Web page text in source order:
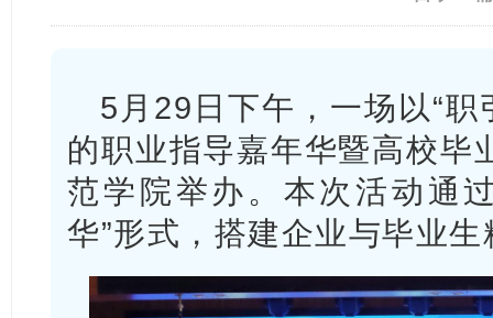
5月29日下午，一场以“职
的职业指导嘉年华暨高校毕
范学院举办。本次活动通
华”形式，搭建企业与毕业